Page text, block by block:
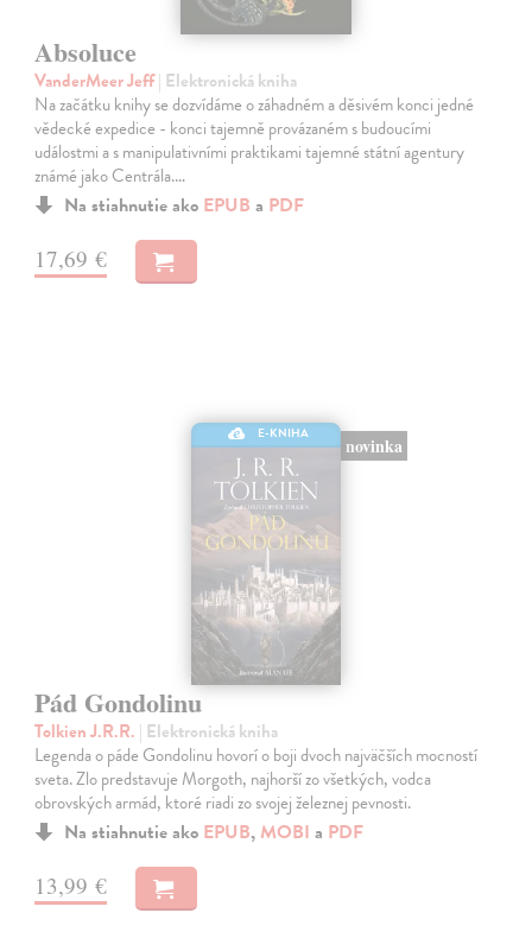
Absoluce
VanderMeer Jeff| Elektronická kniha
Na začátku knihy se dozvídáme o záhadném a děsivém konci jedné
vědecké expedice - konci tajemně provázaném s budoucími
událostmi a s manipulativními praktikami tajemné státní agentury
známé jako Centrála.…
Na stiahnutie ako EPUB a PDF
17,69 €
E-KNIHA
novinka
Pád Gondolinu
Tolkien J.R.R. | Elektronická kniha
Legenda o páde Gondolinu hovorí o boji dvoch najväčších mocností
sveta. Zlo predstavuje Morgoth, najhorší zo všetkých, vodca
obrovských armád, ktoré riadi zo svojej železnej pevnosti.
Na stiahnutie ako EPUB, MOBI a PDF
13,99 €